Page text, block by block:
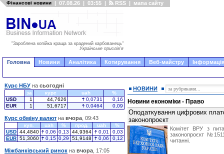
Фінансові новини | 07.08.26 | 03:55 | RSS | мапа сайту
"Зароблена копійка краща за крадений карбованець"
Українське прислів'я
Головна Новини Аналітика Котирування Веб-майстру
НОВИНИ
Новини економіки - Право
Оподаткування цифрових
законопроєкт
Комітет ВРУ з
законопроєкт
читанні.
Курс НБУ на сьогодні
за курс uah
%
USD
1 44,7626 0,0731
0,16
EUR
1 51,6717 0,0464 0,09
Курс обміну валют на вчора , 09:43
куп. uah % прод. uah
%
USD 44,4840 0,06 0,13 44,9364 0,01
0,03
EUR 51,3060 0,15 0,29 51,9148 0,06 0,12
Міжбанківський ринок на вчора , 17:05